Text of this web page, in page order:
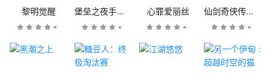
黎明觉醒 堡垒之夜手机版 心罪爱丽丝 仙剑奇侠传九野